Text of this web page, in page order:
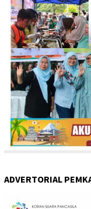
ADVERTORIAL